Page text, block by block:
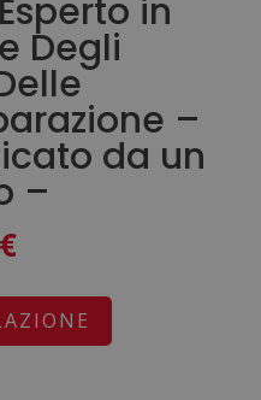
in
Degli
–
da un
–
€Il
attuale
è: